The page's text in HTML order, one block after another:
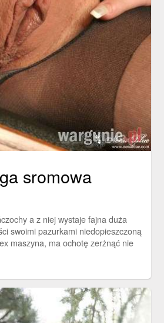
sromowa
a z niej wystaje fajna duża
swoimi pazurkami niedopieszczoną
maszyna, ma ochotę zerżnąć nie